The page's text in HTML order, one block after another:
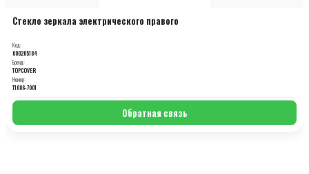
Стекло зеркала электрического правого
Код:
000205184
Бренд:
TOPCOVER
Номер:
T1086-7001
Обратная связь